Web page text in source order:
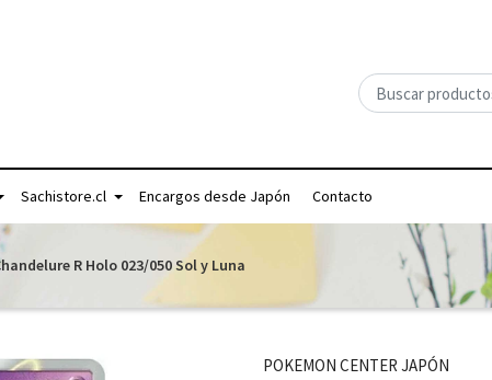
Sachistore.cl Encargos desde Japón Contacto
R Holo 023/050 Sol y Luna
POKEMON CENTER JAPÓN